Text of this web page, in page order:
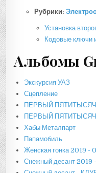
Рубрики:
Установка
Кодовые ключи
Альбомы
Экскурсия УАЗ
Сцепление
ПЕРВЫЙ
ПЕРВЫЙ
Хабы Металпарт
Папамобиль
Женская гонка 2019 -
Снежный десант 2019